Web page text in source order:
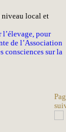
niveau local et
l’élevage, pour
de l’Association
consciences sur la